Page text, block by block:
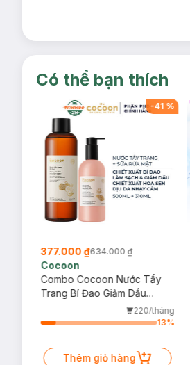
Có thể bạn thích
-41 %
377.000 ₫634.000 ₫
Cocoon
Combo Cocoon Nước Tẩy
Trang Bí Đao Giảm Dầu
500ml + Sữa Rửa Mặt Sen
Hậu Giang Dịu Da Nhạy Cảm
220/tháng
13%
Thêm giỏ hàng